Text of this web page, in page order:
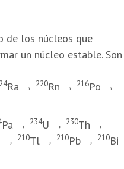
de los núcleos que
un núcleo estable. Son
Ra → 220Rn → 216Po →
Pa → 234U → 230Th →
→ 210Tl → 210Pb → 210Bi